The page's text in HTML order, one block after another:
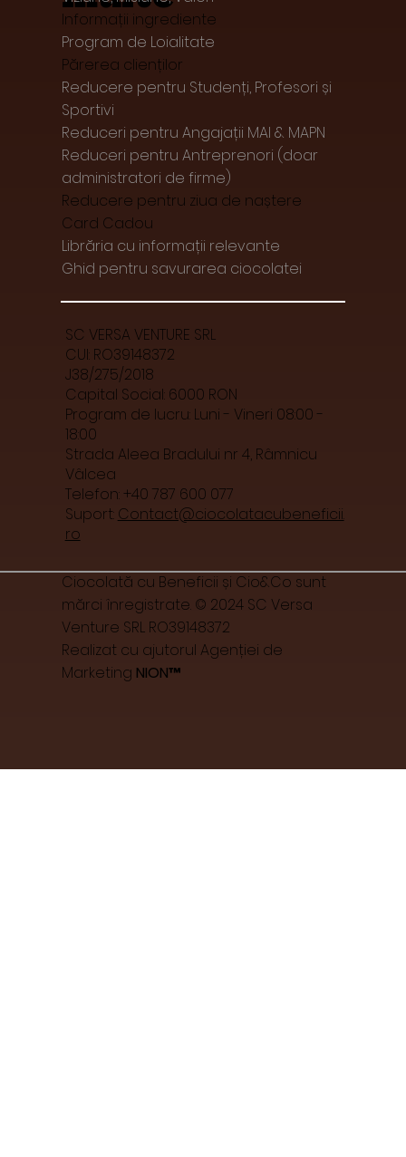
Informații ingrediente
Program de Loialitate
Părerea clienților
Reducere pentru Studenți, Profesori și
Sportivi
Reduceri pentru Angajații MAI & MAPN
Reduceri pentru Antreprenori (doar
administratori de firme)
Reducere pentru ziua de naștere
Card Cadou
Librăria cu informații relevante
Ghid pentru savurarea ciocolatei
SC VERSA VENTURE SRL
CUI: RO39148372
J38/275/2018
Capital Social: 6000 RON
Program de lucru: Luni - Vineri 08:00 -
18:00
Strada Aleea Bradului nr 4, Râmnicu
Vâlcea
Telefon: +40 787 600 077
Suport: Contact@ciocolatacubeneficii.
ro
Ciocolată cu Beneficii și Cio&Co sunt
mărci înregistrate. © 2024 SC Versa
Venture SRL RO39148372
Realizat cu ajutorul Agenției de
Marketing NION™